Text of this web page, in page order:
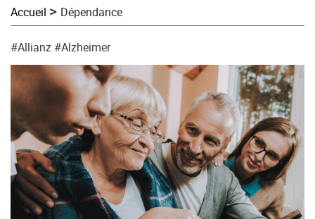
Accueil > Dépendance
#Allianz #Alzheimer